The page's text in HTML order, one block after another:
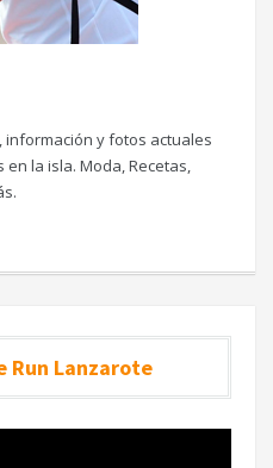
información y fotos actuales
la isla. Moda, Recetas,
Run Lanzarote